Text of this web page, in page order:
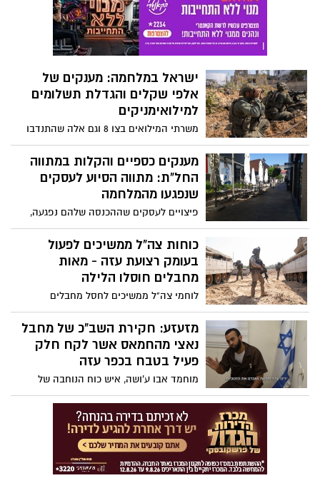
ישראלים ויהודים בעולם
ישראל במלחמה: מענקים של
אלפי שקלים והגדלת תשלומים
למילואימניקים
משרתי המילואים בצו 8 וגם אלה שהתנדבו
למילואים במלחמה, צפויים לקבל מענק של
1100 ש"ח, בנוסף יזכו הורים לילדים בעוד
2,000 שקלים - כך סוכם בין שר האוצר, שר
הביטחון ובכירי צה"ל
מענקים כספיים והקלות במתווה
החל"ת: מתווה הסיוע לעסקים
שנפגעו מהמלחמה
פיצויים לעסקים שההכנסה שלהם נפגעה,
מענקים קבועים בהתאם למחזור של העסק
וירידת ההכנסה והקלות במתווה החל"ת:
מתווה הפיצויים לעסקים שאישרה הממשלה
בעקבות מלחמת חרבות הברזל
כוחות צה"ל ממשיכים לפעול
בעומק רצועת עזה - מאות
מחבלים חוסלו הלילה
לוחמי צה"ל ממשיכים לחסל מחבלים
ולהשמיד תשתיות טרור ברחבי רצועת עזה;
לוחמי צה"ל בפיקוד חטיבת גולני ניהלו במהלך
הלילה קרבות ממושכים במהלכם חוסלו
עשרות מחבלים
מזעזע: חקירת השב"כ של מחבל
נאצי מהחמאס אשר לקח חלק
פעיל בטבח בכפר עזה
מוחמד אבו ע'ושה, איש כוח הנוחבה של
חמאס, העיד כי "המשימה שלנו הייתה להרוג,
לא לחטוף" - וסיפר על הזוועות שביצעו הוא
ושותפיו בכפר עזה - קשה לצפייה